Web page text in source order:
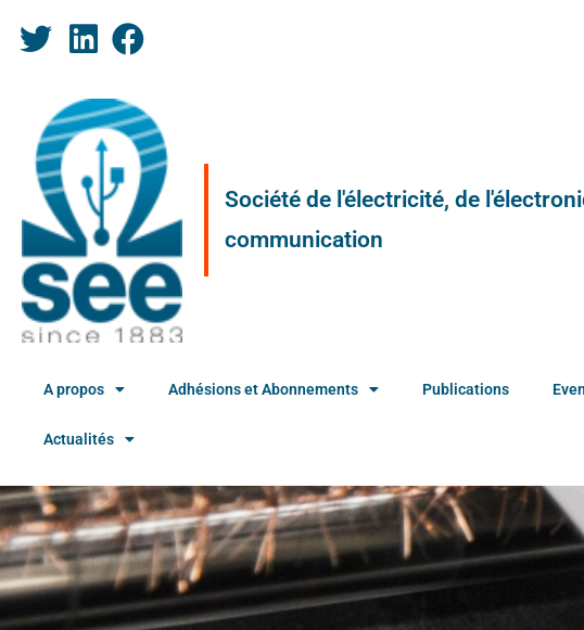
Société de l'électricité, de
communication
A propos Adhésions et Abonnements Publications
Actualités